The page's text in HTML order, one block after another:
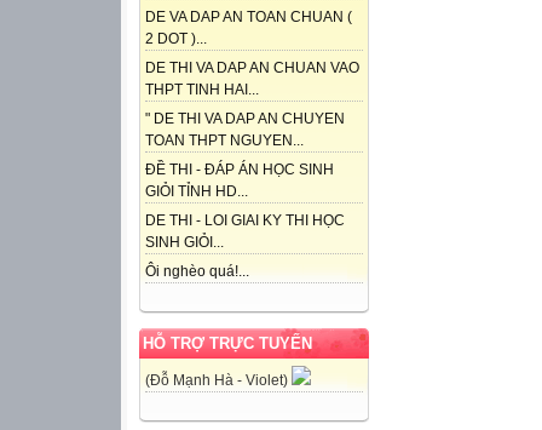
DE VA DAP AN TOAN CHUAN (
2 DOT )...
DE THI VA DAP AN CHUAN VAO
THPT TINH HAI...
" DE THI VA DAP AN CHUYEN
TOAN THPT NGUYEN...
ĐỀ THI - ĐÁP ÁN HỌC SINH
GIỎI TỈNH HD...
DE THI - LOI GIAI KY THI HỌC
SINH GIỎI...
Ôi nghèo quá!...
HỖ TRỢ TRỰC TUYẾN
(Đỗ Mạnh Hà - Violet)